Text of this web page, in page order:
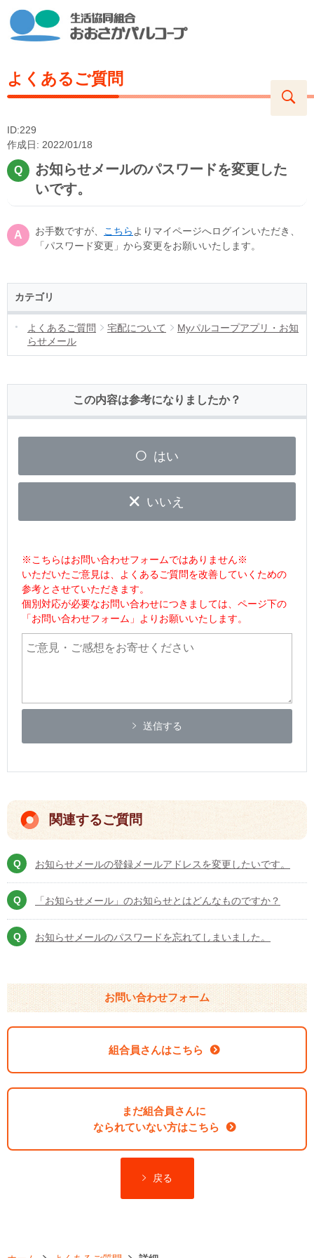
よくあるご質問
ID:229
作成日: 2022/01/18
お知らせメールのパスワードを変更した
いです。
お手数ですが、 こちら よりマイページへログインいただき、
「パスワード変更」から変更をお願いいたします。
カテゴリ
よくあるご質問 宅配について
Myパルコープアプリ・お知
らせメール
この内容は参考になりましたか？
はい
いいえ
※こちらはお問い合わせフォームではありません※
いただいたご意見は、よくあるご質問を改善していくための
参考とさせていただきます。
個別対応が必要なお問い合わせにつきましては、ページ下の
「お問い合わせフォーム」よりお願いいたします。
送信する
関連するご質問
お知らせメールの登録メールアドレスを変更したいです。
「お知らせメール」のお知らせとはどんなものですか？
お知らせメールのパスワードを忘れてしまいました。
お問い合わせフォーム
組合員さんはこちら
まだ組合員さんに
なられていない方はこちら
戻る